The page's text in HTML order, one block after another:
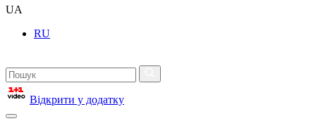
UA
RU
Відкрити у додатку